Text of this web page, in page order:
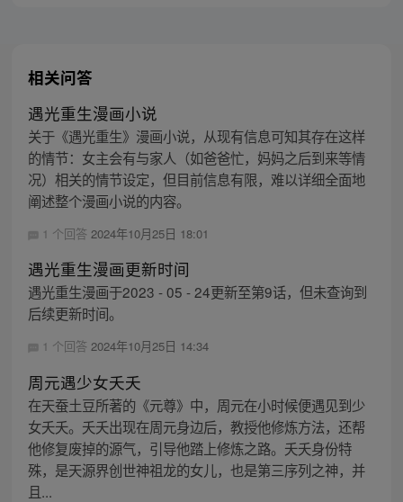
相关问答
遇光重生漫画小说
关于《遇光重生》漫画小说，从现有信息可知其存在这样
的情节：女主会有与家人（如爸爸忙，妈妈之后到来等情
况）相关的情节设定，但目前信息有限，难以详细全面地
阐述整个漫画小说的内容。
1 个回答 2024年10月25日 18:01
遇光重生漫画更新时间
遇光重生漫画于2023 - 05 - 24更新至第9话，但未查询到
后续更新时间。
1 个回答 2024年10月25日 14:34
周元遇少女夭夭
在天蚕土豆所著的《元尊》中，周元在小时候便遇见到少
女夭夭。夭夭出现在周元身边后，教授他修炼方法，还帮
他修复废掉的源气，引导他踏上修炼之路。夭夭身份特
殊，是天源界创世神祖龙的女儿，也是第三序列之神，并
且...